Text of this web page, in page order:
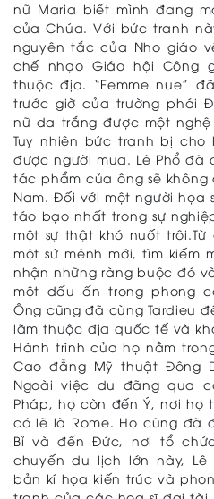
nữ Maria biết mình đang
của Chúa. Với bức tranh
nguyên tắc của Nho giáo
chế nhạo Giáo hội Công
thuộc địa. “Femme nue”
trước giờ của trường phái
nữ da trắng được một
Tuy nhiên bức tranh bị
được người mua. Lê Phổ đã
tác phẩm của ông sẽ
Nam. Đối với một người họa
táo bạo nhất trong sự
một sự thật khó nuốt
một sứ mệnh mới, tìm kiếm
nhận những ràng buộc đó
một dấu ấn trong phong
Ông cũng đã cùng Tardieu
lãm thuộc địa quốc tế và
Hành trình của họ nằm
Cao đẳng Mỹ thuật Đông
Ngoài việc du đãng qua
Pháp, họ còn đến Ý, nơi họ
có lẽ là Rome. Họ cũng đã
Bỉ và đến Đức, nơi tổ
chuyến du lịch lớn này,
bản kí họa kiến ​​trúc và